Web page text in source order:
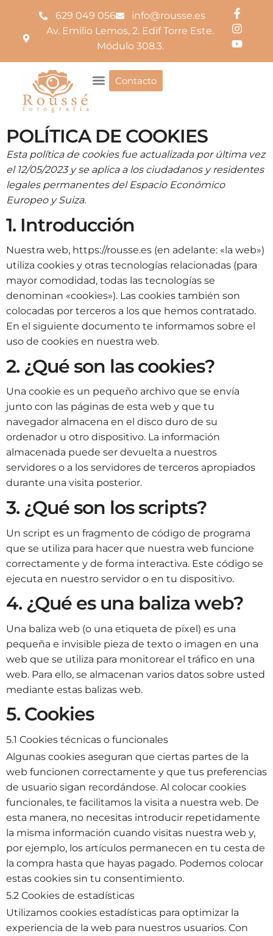
629 049 056
info@rousse.es
Av. Emilio Lemos, 2. Edif Torre Este.
Módulo 308.3.
Contacto
POLÍTICA DE COOKIES
Esta política de cookies fue actualizada por última vez
el 12/05/2023 y se aplica a los ciudadanos y residentes
legales permanentes del Espacio Económico
Europeo y Suiza.
1. Introducción
Nuestra web, https://rousse.es (en adelante: «la web»)
utiliza cookies y otras tecnologías relacionadas (para
mayor comodidad, todas las tecnologías se
denominan «cookies»). Las cookies también son
colocadas por terceros a los que hemos contratado.
En el siguiente documento te informamos sobre el
uso de cookies en nuestra web.
2. ¿Qué son las cookies?
Una cookie es un pequeño archivo que se envía
junto con las páginas de esta web y que tu
navegador almacena en el disco duro de su
ordenador u otro dispositivo. La información
almacenada puede ser devuelta a nuestros
servidores o a los servidores de terceros apropiados
durante una visita posterior.
3. ¿Qué son los scripts?
Un script es un fragmento de código de programa
que se utiliza para hacer que nuestra web funcione
correctamente y de forma interactiva. Este código se
ejecuta en nuestro servidor o en tu dispositivo.
4. ¿Qué es una baliza web?
Una baliza web (o una etiqueta de píxel) es una
pequeña e invisible pieza de texto o imagen en una
web que se utiliza para monitorear el tráfico en una
web. Para ello, se almacenan varios datos sobre usted
mediante estas balizas web.
5. Cookies
5.1 Cookies técnicas o funcionales
Algunas cookies aseguran que ciertas partes de la
web funcionen correctamente y que tus preferencias
de usuario sigan recordándose. Al colocar cookies
funcionales, te facilitamos la visita a nuestra web. De
esta manera, no necesitas introducir repetidamente
la misma información cuando visitas nuestra web y,
por ejemplo, los artículos permanecen en tu cesta de
la compra hasta que hayas pagado. Podemos colocar
estas cookies sin tu consentimiento.
5.2 Cookies de estadísticas
Utilizamos cookies estadísticas para optimizar la
experiencia de la web para nuestros usuarios. Con